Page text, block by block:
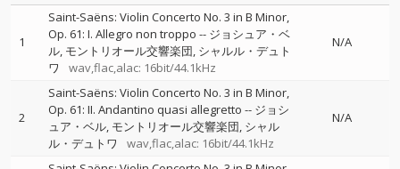
1
Saint-Saëns: Violin Concerto No. 3 in B Minor,
Op. 61: I. Allegro non troppo -- ジョシュア・ベ
ル モントリオール交響楽団 シャルル・デュト
ワ
wav,flac,alac: 16bit/44.1kHz
N/A
2
Saint-Saëns: Violin Concerto No. 3 in B Minor,
Op. 61: II. Andantino quasi allegretto -- ジョシ
ュア・ベル モントリオール交響楽団 シャル
ル・デュトワ
wav,flac,alac: 16bit/44.1kHz
N/A